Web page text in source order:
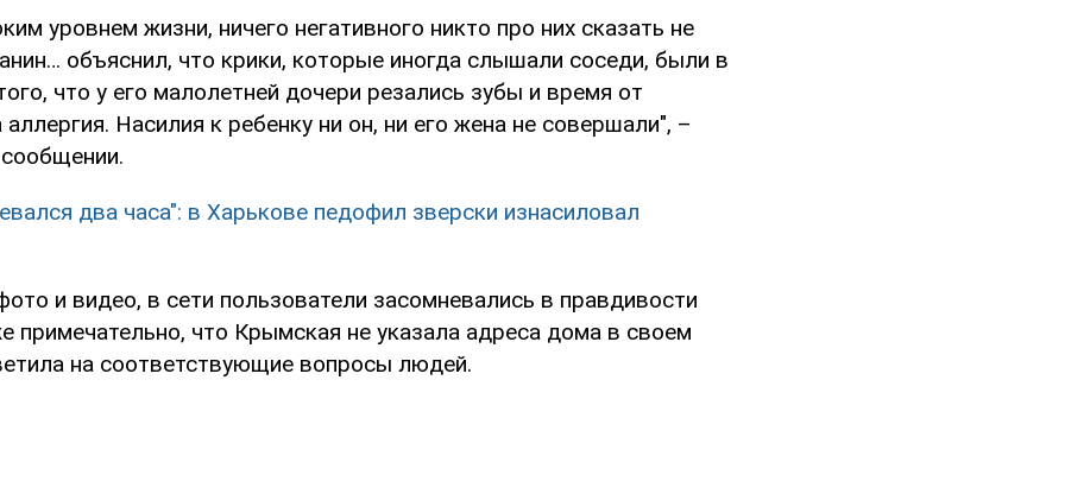
уровнем жизни, ничего негативного никто про них сказать не
объяснил, что крики, которые иногда слышали соседи, были в
что у его малолетней дочери резались зубы и время от
Насилия к ребенку ни он, ни его жена не совершали", –
два часа": в Харькове педофил зверски изнасиловал
и видео, в сети пользователи засомневались в правдивости
примечательно, что Крымская не указала адреса дома в своем
на соответствующие вопросы людей.